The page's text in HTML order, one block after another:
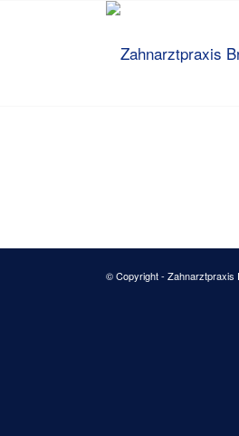
© Copyright - Zahnarztpraxis